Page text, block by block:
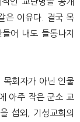
은 이유다. 결국 목
어 내도 들통나지
목회자가 아닌 인물
아주 작은 군소 교
섭외, 기성교회의